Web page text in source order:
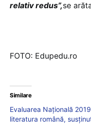
relativ redus”,se
FOTO: Edupedu.ro
Similare
Evaluarea Națională
literatura română,